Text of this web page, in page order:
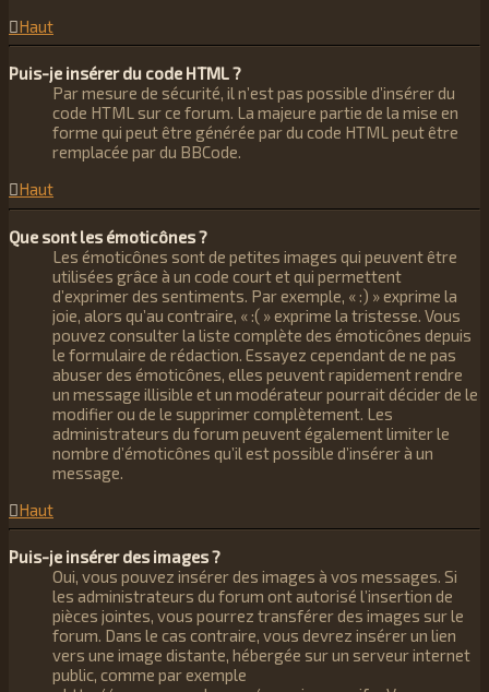
Haut
Puis-je insérer du code HTML ?
Par mesure de sécurité, il n’est pas possible d’insérer du
code HTML sur ce forum. La majeure partie de la mise en
forme qui peut être générée par du code HTML peut être
remplacée par du BBCode.
Haut
Que sont les émoticônes ?
Les émoticônes sont de petites images qui peuvent être
utilisées grâce à un code court et qui permettent
d’exprimer des sentiments. Par exemple, « :) » exprime la
joie, alors qu’au contraire, « :( » exprime la tristesse. Vous
pouvez consulter la liste complète des émoticônes depuis
le formulaire de rédaction. Essayez cependant de ne pas
abuser des émoticônes, elles peuvent rapidement rendre
un message illisible et un modérateur pourrait décider de le
modifier ou de le supprimer complètement. Les
administrateurs du forum peuvent également limiter le
nombre d’émoticônes qu’il est possible d’insérer à un
message.
Haut
Puis-je insérer des images ?
Oui, vous pouvez insérer des images à vos messages. Si
les administrateurs du forum ont autorisé l’insertion de
pièces jointes, vous pourrez transférer des images sur le
forum. Dans le cas contraire, vous devrez insérer un lien
vers une image distante, hébergée sur un serveur internet
public, comme par exemple